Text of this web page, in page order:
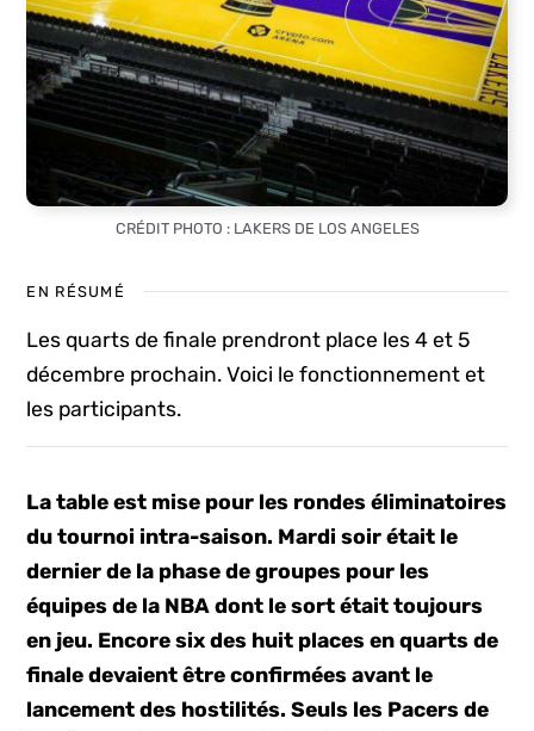
CRÉDIT PHOTO : LAKERS DE LOS ANGELES
EN RÉSUMÉ
Les quarts de finale prendront place les 4 et 5
décembre prochain. Voici le fonctionnement et
les participants.
La table est mise pour les rondes éliminatoires
du tournoi intra-saison. Mardi soir était le
dernier de la phase de groupes pour les
équipes de la NBA dont le sort était toujours
en jeu. Encore six des huit places en quarts de
finale devaient être confirmées avant le
lancement des hostilités. Seuls les Pacers de